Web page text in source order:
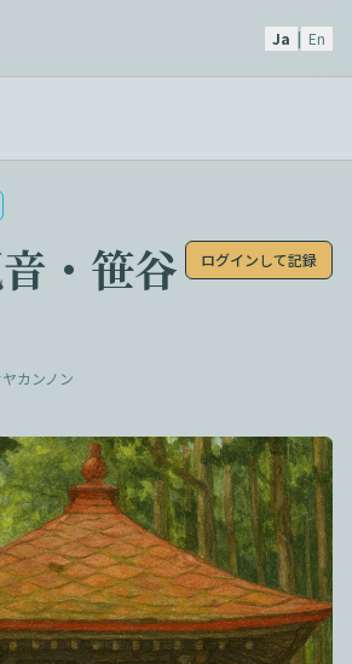
Ja | En
・笹谷
ログインして記録
カンノン